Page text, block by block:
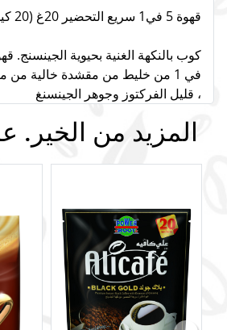
قهوة 5 في1 سريع التحضير 20غ (20 كيس)
في 1 من خليط من مقشدة خالية من
، قليل الفركتوز وجوهر الجينسنغ
المزيد من الخير.